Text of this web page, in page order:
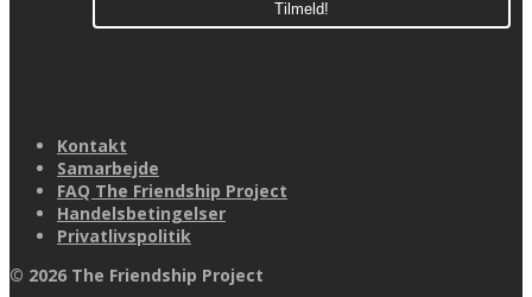
Kontakt
Samarbejde
FAQ The Friendship Project
Handelsbetingelser
Privatlivspolitik
© 2026 The Friendship Project